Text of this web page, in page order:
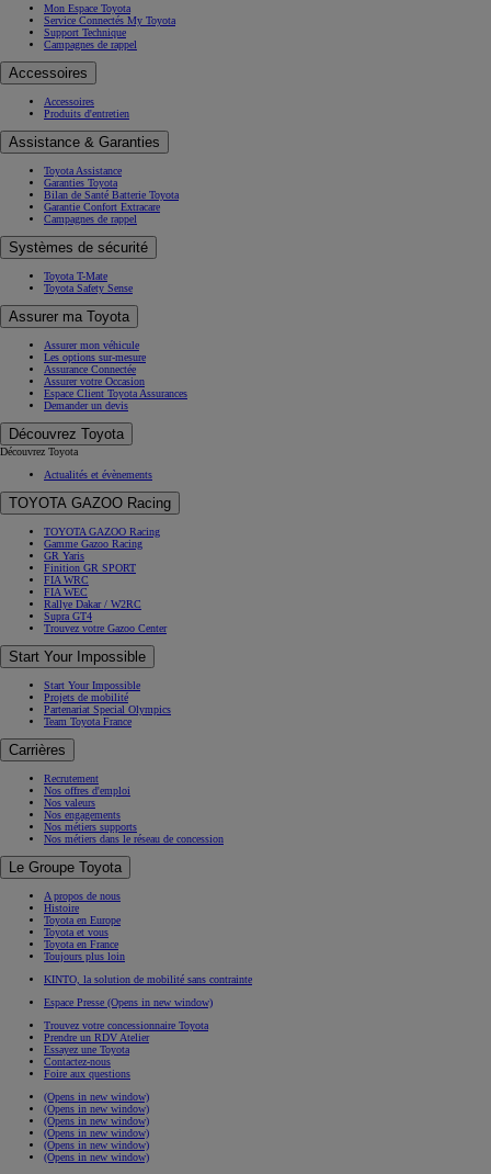
Mon Espace Toyota
Service Connectés My Toyota
Support Technique
Campagnes de rappel
Accessoires
Accessoires
Produits d'entretien
Assistance & Garanties
Toyota Assistance
Garanties Toyota
Bilan de Santé Batterie Toyota
Garantie Confort Extracare
Campagnes de rappel
Systèmes de sécurité
Toyota T-Mate
Toyota Safety Sense
Assurer ma Toyota
Assurer mon véhicule
Les options sur-mesure
Assurance Connectée
Assurer votre Occasion
Espace Client Toyota Assurances
Demander un devis
Découvrez Toyota
Découvrez Toyota
Actualités et évènements
TOYOTA GAZOO Racing
TOYOTA GAZOO Racing
Gamme Gazoo Racing
GR Yaris
Finition GR SPORT
FIA WRC
FIA WEC
Rallye Dakar / W2RC
Supra GT4
Trouvez votre Gazoo Center
Start Your Impossible
Start Your Impossible
Projets de mobilité
Partenariat Special Olympics
Team Toyota France
Carrières
Recrutement
Nos offres d'emploi
Nos valeurs
Nos engagements
Nos métiers supports
Nos métiers dans le réseau de concession
Le Groupe Toyota
A propos de nous
Histoire
Toyota en Europe
Toyota et vous
Toyota en France
Toujours plus loin
KINTO, la solution de mobilité sans contrainte
Espace Presse (Opens in new window)
Trouvez votre concessionnaire Toyota
Prendre un RDV Atelier
Essayez une Toyota
Contactez-nous
Foire aux questions
(Opens in new window)
(Opens in new window)
(Opens in new window)
(Opens in new window)
(Opens in new window)
(Opens in new window)